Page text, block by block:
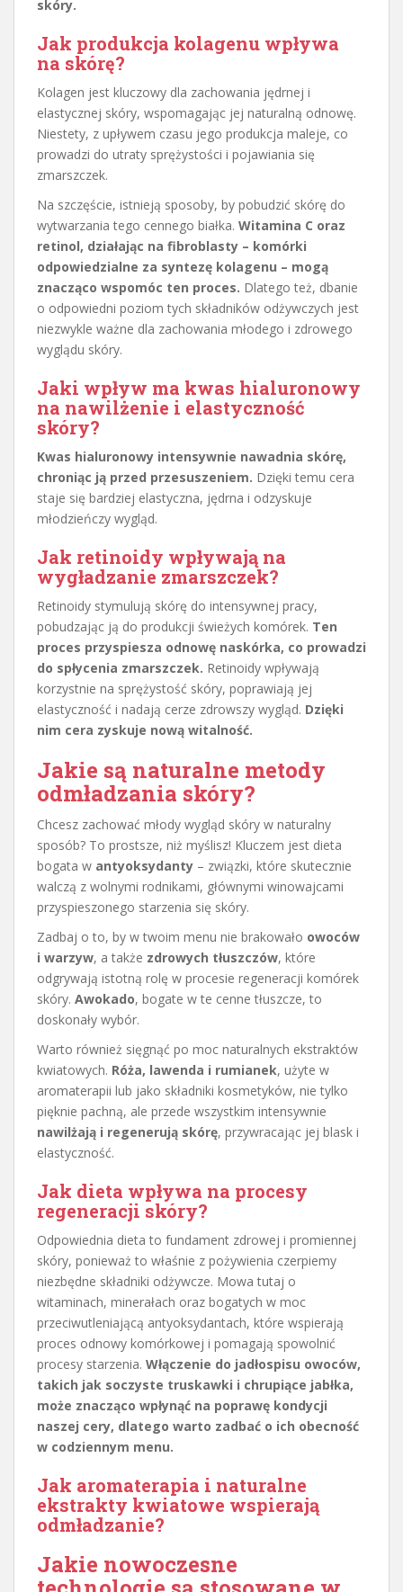
skóry.
Jak produkcja kolagenu wpływa
na skórę?
Kolagen jest kluczowy dla zachowania jędrnej i
elastycznej skóry, wspomagając jej naturalną odnowę.
Niestety, z upływem czasu jego produkcja maleje, co
prowadzi do utraty sprężystości i pojawiania się
zmarszczek.
Na szczęście, istnieją sposoby, by pobudzić skórę do
wytwarzania tego cennego białka. Witamina C oraz
retinol, działając na fibroblasty – komórki
odpowiedzialne za syntezę kolagenu – mogą
znacząco wspomóc ten proces. Dlatego też, dbanie
o odpowiedni poziom tych składników odżywczych jest
niezwykle ważne dla zachowania młodego i zdrowego
wyglądu skóry.
Jaki wpływ ma kwas hialuronowy
na nawilżenie i elastyczność
skóry?
Kwas hialuronowy intensywnie nawadnia skórę,
chroniąc ją przed przesuszeniem. Dzięki temu cera
staje się bardziej elastyczna, jędrna i odzyskuje
młodzieńczy wygląd.
Jak retinoidy wpływają na
wygładzanie zmarszczek?
Retinoidy stymulują skórę do intensywnej pracy,
pobudzając ją do produkcji świeżych komórek. Ten
proces przyspiesza odnowę naskórka, co prowadzi
do spłycenia zmarszczek. Retinoidy wpływają
korzystnie na sprężystość skóry, poprawiają jej
elastyczność i nadają cerze zdrowszy wygląd. Dzięki
nim cera zyskuje nową witalność.
Jakie są naturalne metody
odmładzania skóry?
Chcesz zachować młody wygląd skóry w naturalny
sposób? To prostsze, niż myślisz! Kluczem jest dieta
bogata w antyoksydanty – związki, które skutecznie
walczą z wolnymi rodnikami, głównymi winowajcami
przyspieszonego starzenia się skóry.
Zadbaj o to, by w twoim menu nie brakowało owoców
i warzyw, a także zdrowych tłuszczów, które
odgrywają istotną rolę w procesie regeneracji komórek
skóry. Awokado, bogate w te cenne tłuszcze, to
doskonały wybór.
Warto również sięgnąć po moc naturalnych ekstraktów
kwiatowych. Róża, lawenda i rumianek, użyte w
aromaterapii lub jako składniki kosmetyków, nie tylko
pięknie pachną, ale przede wszystkim intensywnie
nawilżają i regenerują skórę, przywracając jej blask i
elastyczność.
Jak dieta wpływa na procesy
regeneracji skóry?
Odpowiednia dieta to fundament zdrowej i promiennej
skóry, ponieważ to właśnie z pożywienia czerpiemy
niezbędne składniki odżywcze. Mowa tutaj o
witaminach, minerałach oraz bogatych w moc
przeciwutleniającą antyoksydantach, które wspierają
proces odnowy komórkowej i pomagają spowolnić
procesy starzenia. Włączenie do jadłospisu owoców,
takich jak soczyste truskawki i chrupiące jabłka,
może znacząco wpłynąć na poprawę kondycji
naszej cery, dlatego warto zadbać o ich obecność
w codziennym menu.
Jak aromaterapia i naturalne
ekstrakty kwiatowe wspierają
odmładzanie?
Jakie nowoczesne